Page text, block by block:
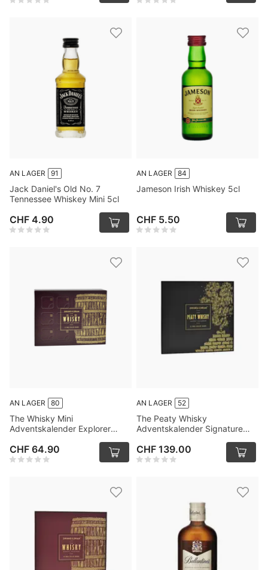
AN LAGER 91
Jack Daniel's Old No. 7
Tennessee Whiskey Mini 5cl
CHF 4.90
AN LAGER 84
Jameson Irish Whiskey 5cl
CHF 5.50
AN LAGER 80
The Whisky Mini
Adventskalender Explorer
CHF 64.90
AN LAGER 52
The Peaty Whisky
Adventskalender Signature
CHF 139.00